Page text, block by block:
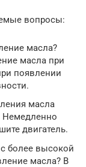
вопросы:
масла?
масла при
появлении
масла
Немедленно
двигатель.
более высокой
масла? В